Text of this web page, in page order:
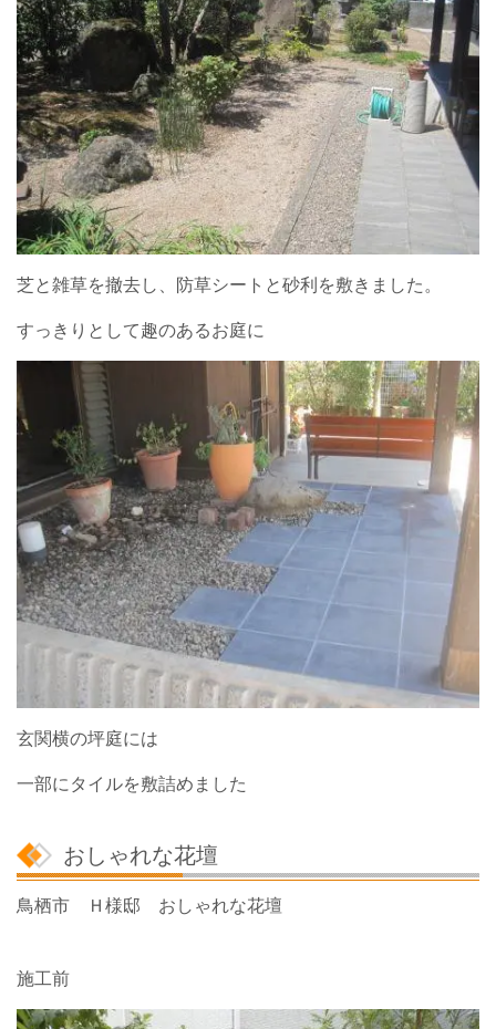
芝と雑草を撤去し、防草シートと砂利を敷きました。
すっきりとして趣のあるお庭に
玄関横の坪庭には
一部にタイルを敷詰めました
おしゃれな花壇
鳥栖市 Ｈ様邸 おしゃれな花壇
施工前